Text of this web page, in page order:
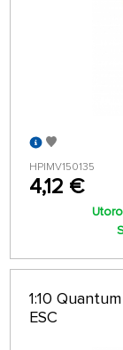
HPIMV150135
4,12 €
1:10
ESC